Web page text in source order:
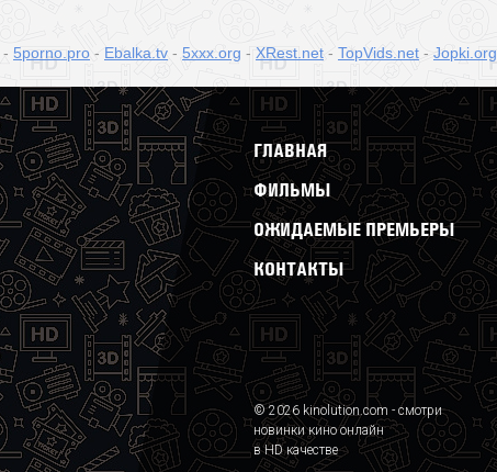
- 5porno.pro - Ebalka.tv - 5xxx.org - XRest.net - TopVids.net - Jopki.org
ГЛАВНАЯ
ФИЛЬМЫ
ОЖИДАЕМЫЕ ПРЕМЬЕРЫ
КОНТАКТЫ
© 2026 kinolution.com - смотри
новинки кино онлайн
в HD качестве